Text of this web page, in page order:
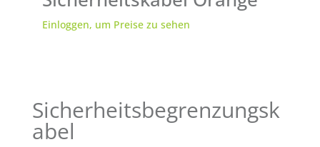
Einloggen, um Preise zu sehen
Sicherheitsbegrenzungsk
abel